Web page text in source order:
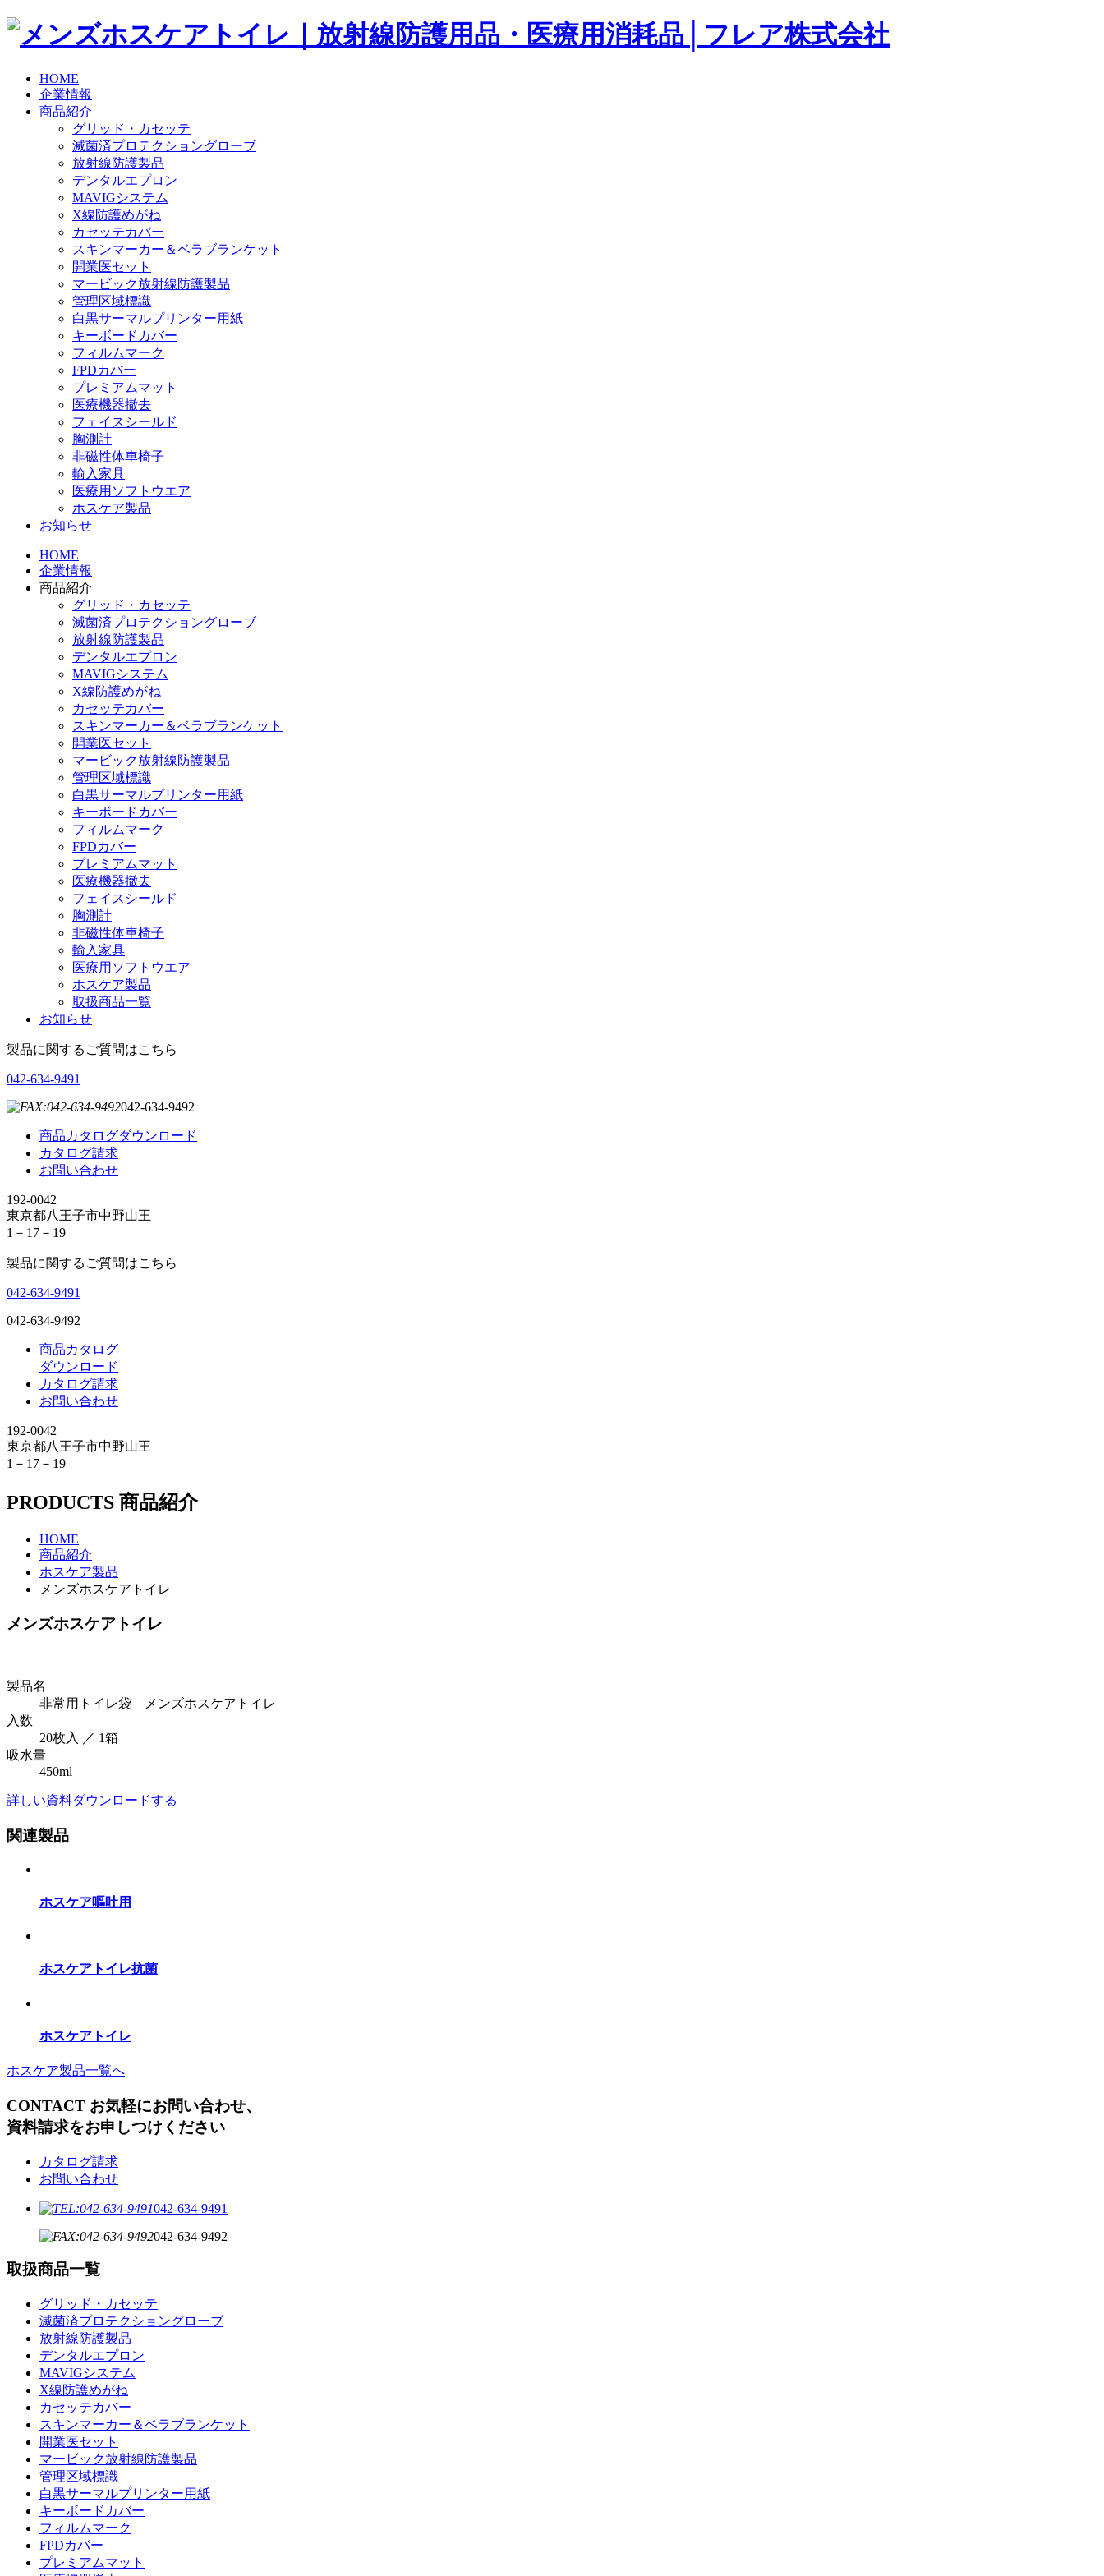
HOME
企業情報
商品紹介
グリッド・カセッテ
滅菌済プロテクショングローブ
放射線防護製品
デンタルエプロン
MAVIGシステム
X線防護めがね
カセッテカバー
スキンマーカー＆ベラブランケット
開業医セット
マービック放射線防護製品
管理区域標識
白黒サーマルプリンター用紙
キーボードカバー
フィルムマーク
FPDカバー
プレミアムマット
医療機器撤去
フェイスシールド
胸測計
非磁性体車椅子
輸入家具
医療用ソフトウエア
ホスケア製品
お知らせ
HOME
企業情報
商品紹介
グリッド・カセッテ
滅菌済プロテクショングローブ
放射線防護製品
デンタルエプロン
MAVIGシステム
X線防護めがね
カセッテカバー
スキンマーカー＆ベラブランケット
開業医セット
マービック放射線防護製品
管理区域標識
白黒サーマルプリンター用紙
キーボードカバー
フィルムマーク
FPDカバー
プレミアムマット
医療機器撤去
フェイスシールド
胸測計
非磁性体車椅子
輸入家具
医療用ソフトウエア
ホスケア製品
取扱商品一覧
お知らせ
製品に関するご質問はこちら
042-634-9491
042-634-9492
商品カタログダウンロード
カタログ請求
お問い合わせ
192-0042
東京都八王子市中野山王
1－17－19
製品に関するご質問はこちら
042-634-9491
042-634-9492
商品カタログ
ダウンロード
カタログ請求
お問い合わせ
192-0042
東京都八王子市中野山王
1－17－19
PRODUCTS 商品紹介
HOME
商品紹介
ホスケア製品
メンズホスケアトイレ
メンズホスケアトイレ
製品名
非常用トイレ袋 メンズホスケアトイレ
入数
20枚入 ／ 1箱
吸水量
450ml
詳しい資料ダウンロードする
関連製品
ホスケア嘔吐用
ホスケアトイレ抗菌
ホスケアトイレ
ホスケア製品一覧へ
CONTACT お気軽にお問い合わせ、
資料請求をお申しつけください
カタログ請求
お問い合わせ
042-634-9491
042-634-9492
取扱商品一覧
グリッド・カセッテ
滅菌済プロテクショングローブ
放射線防護製品
デンタルエプロン
MAVIGシステム
X線防護めがね
カセッテカバー
スキンマーカー＆ベラブランケット
開業医セット
マービック放射線防護製品
管理区域標識
白黒サーマルプリンター用紙
キーボードカバー
フィルムマーク
FPDカバー
プレミアムマット